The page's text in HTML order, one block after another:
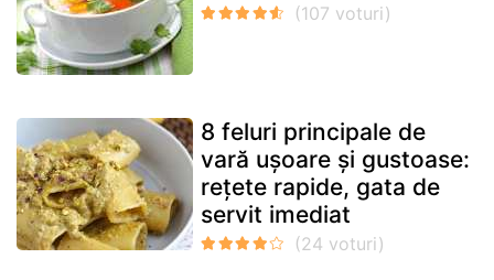
8 feluri principale de
vară ușoare și gustoase:
rețete rapide, gata de
servit imediat